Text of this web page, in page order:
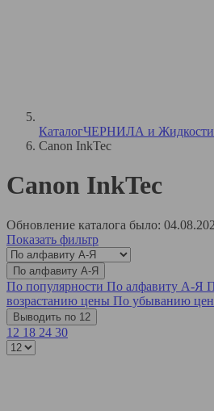
КаталогЧЕРНИЛА и Жидкости
Canon InkTec
Canon InkTec
Обновление каталога было:
Показать фильтр
По алфавиту А-Я
По популярности По алфавиту А-Я
возрастанию цены По убыванию
Выводить по 12
12 18 24 30